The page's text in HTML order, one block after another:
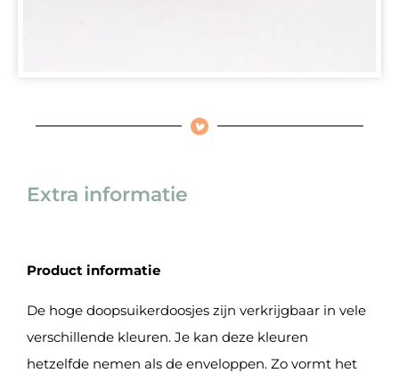
Extra informatie
Product informatie
De hoge doopsuikerdoosjes zijn verkrijgbaar in vele
verschillende kleuren. Je kan deze kleuren
hetzelfde nemen als de enveloppen. Zo vormt het